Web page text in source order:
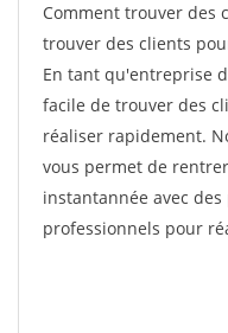
Comment trouver des
trouver des clients
En tant qu'entreprise
facile de trouver des
réaliser rapidement.
vous permet de
instantannée avec
professionnels pour